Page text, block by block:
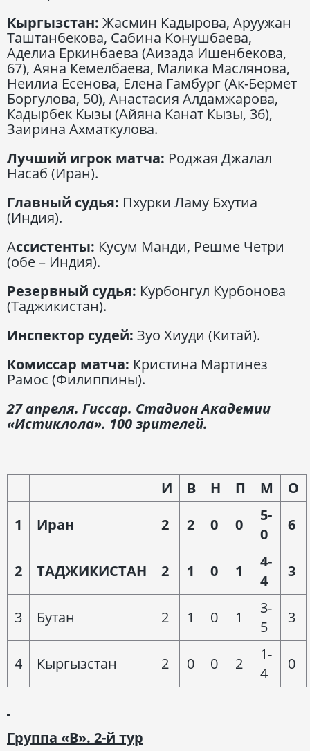
Кыргызстан: Жасмин Кадырова, Аруужан
Таштанбекова, Сабина Конушбаева,
Аделиа Еркинбаева (Аизада Ишенбекова,
67), Аяна Кемелбаева, Малика Маслянова,
Неилиа Есенова, Елена Гамбург (Ак-Бермет
Боргулова, 50), Анастасия Алдамжарова,
Кадырбек Кызы (Айяна Канат Кызы, 36),
Заирина Ахматкулова.
Лучший игрок матча: Роджая Джалал
Насаб (Иран).
Главный судья: Пхурки Ламу Бхутиа
(Индия).
Ассистенты: Кусум Манди, Решме Четри
(обе – Индия).
Резервный судья: Курбонгул Курбонова
(Таджикистан).
Инспектор судей: Зуо Хиуди (Китай).
Комиссар матча: Кристина Мартинез
Рамос (Филиппины).
27 апреля. Гиссар. Стадион Академии
«Истиклола». 100 зрителей.
И В Н П М
О
1
Иран 2 2 0 0
5-
0
6
2 ТАДЖИКИСТАН 2 1 0 1
4-
4
3
3 Бутан 2 1 0 1
3-
5
3
4 Кыргызстан 2 0 0 2
1-
4
0
Группа «В». 2-й тур